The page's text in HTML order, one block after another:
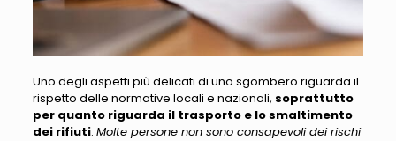
Uno degli aspetti più delicati di uno sgombero riguarda il
rispetto delle normative locali e nazionali, soprattutto
per quanto riguarda il trasporto e lo smaltimento
dei rifiuti. Molte persone non sono consapevoli dei rischi